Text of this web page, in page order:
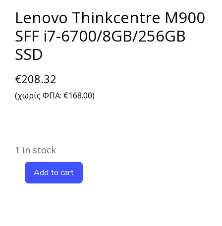
Lenovo Thinkcentre M900
SFF i7-6700/8GB/256GB
SSD
€208.32
(χωρίς ΦΠΑ: €168.00)
1 in stock
Add to cart